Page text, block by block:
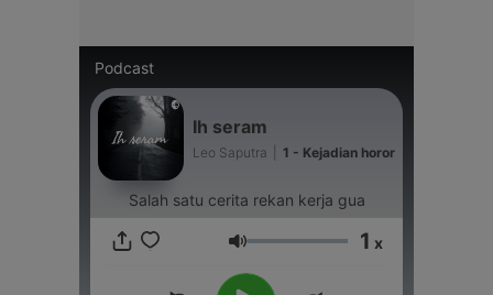
Podcast
Ih seram
Leo Saputra 1 - Kejadian horor
Salah satu cerita rekan kerja gua
Volume 1 x